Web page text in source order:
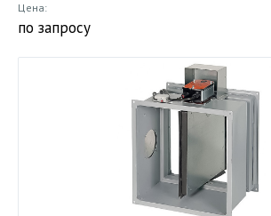
Цена:
по запросу